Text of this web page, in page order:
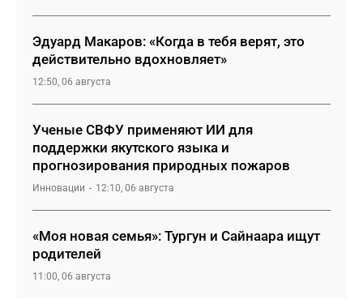
Эдуард Макаров: «Когда в тебя верят, это
действительно вдохновляет»
12:50, 06 августа
Ученые СВФУ применяют ИИ для
поддержки якутского языка и
прогнозирования природных пожаров
Инновации 12:10, 06 августа
«Моя новая семья»: Тургун и Сайнаара ищут
родителей
11:00, 06 августа